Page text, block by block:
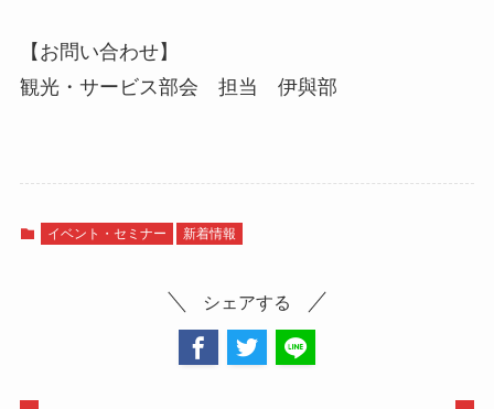
【お問い合わせ】
観光・サービス部会 担当 伊與部
イベント・セミナー 新着情報
シェアする